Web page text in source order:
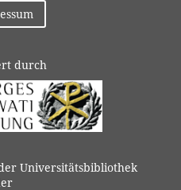
durch
Universitätsbibliothek